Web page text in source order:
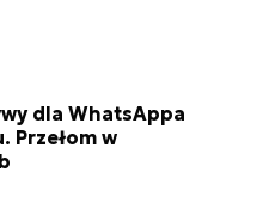
dla WhatsAppa
Przełom w